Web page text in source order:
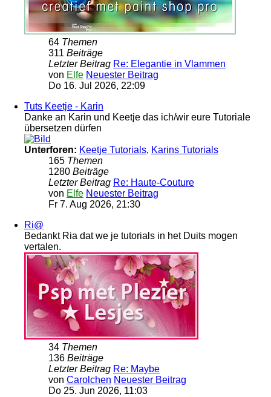
64 Themen
311 Beiträge
Letzter Beitrag Re: Elegantie in Vlammen
von Elfe Neuester Beitrag
Do 16. Jul 2026, 22:09
Tuts Keetje - Karin
Danke an Karin und Keetje das ich/wir eure Tutoriale
übersetzen dürfen
Unterforen: Keetje Tutorials, Karins Tutorials
165 Themen
1280 Beiträge
Letzter Beitrag Re: Haute-Couture
von Elfe Neuester Beitrag
Fr 7. Aug 2026, 21:30
Ri@
Bedankt Ria dat we je tutorials in het Duits mogen
vertalen.
34 Themen
136 Beiträge
Letzter Beitrag Re: Maybe
von Carolchen Neuester Beitrag
Do 25. Jun 2026, 11:03